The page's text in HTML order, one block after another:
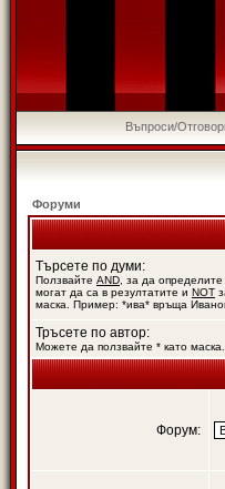
Въпроси/
Форуми
Търсете по думи:
Ползвайте AND , за да
могат да са в резултатите и NOT
маска. Пример: *ива* връща
Тръсете по автор:
Можете да ползвайте * като маска.
Форум: